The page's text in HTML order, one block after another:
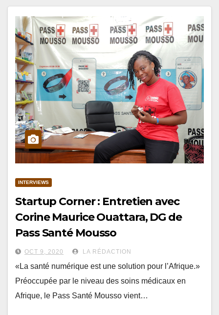
INTERVIEWS
Startup Corner : Entretien avec
Corine Maurice Ouattara, DG de
Pass Santé Mousso
OCT 9, 2020 LA RÉDACTION
«La santé numérique est une solution pour l’Afrique.»
Préoccupée par le niveau des soins médicaux en
Afrique, le Pass Santé Mousso vient…